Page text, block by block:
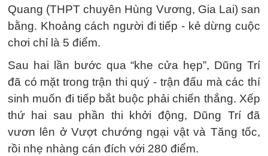
Quang (THPT chuyên Hùng Vương, Gia Lai) san
bằng. Khoảng cách người đi tiếp - kẻ dừng cuộc
chơi chỉ là 5 điểm.
Sau hai lần bước qua “khe cửa hẹp”, Dũng Trí
đã có mặt trong trận thi quý - trận đấu mà các thí
sinh muốn đi tiếp bắt buộc phải chiến thắng. Xếp
thứ hai sau phần thi khởi động, Dũng Trí đã
vươn lên ở Vượt chướng ngại vật và Tăng tốc,
rồi nhẹ nhàng cán đích với 280 điểm.